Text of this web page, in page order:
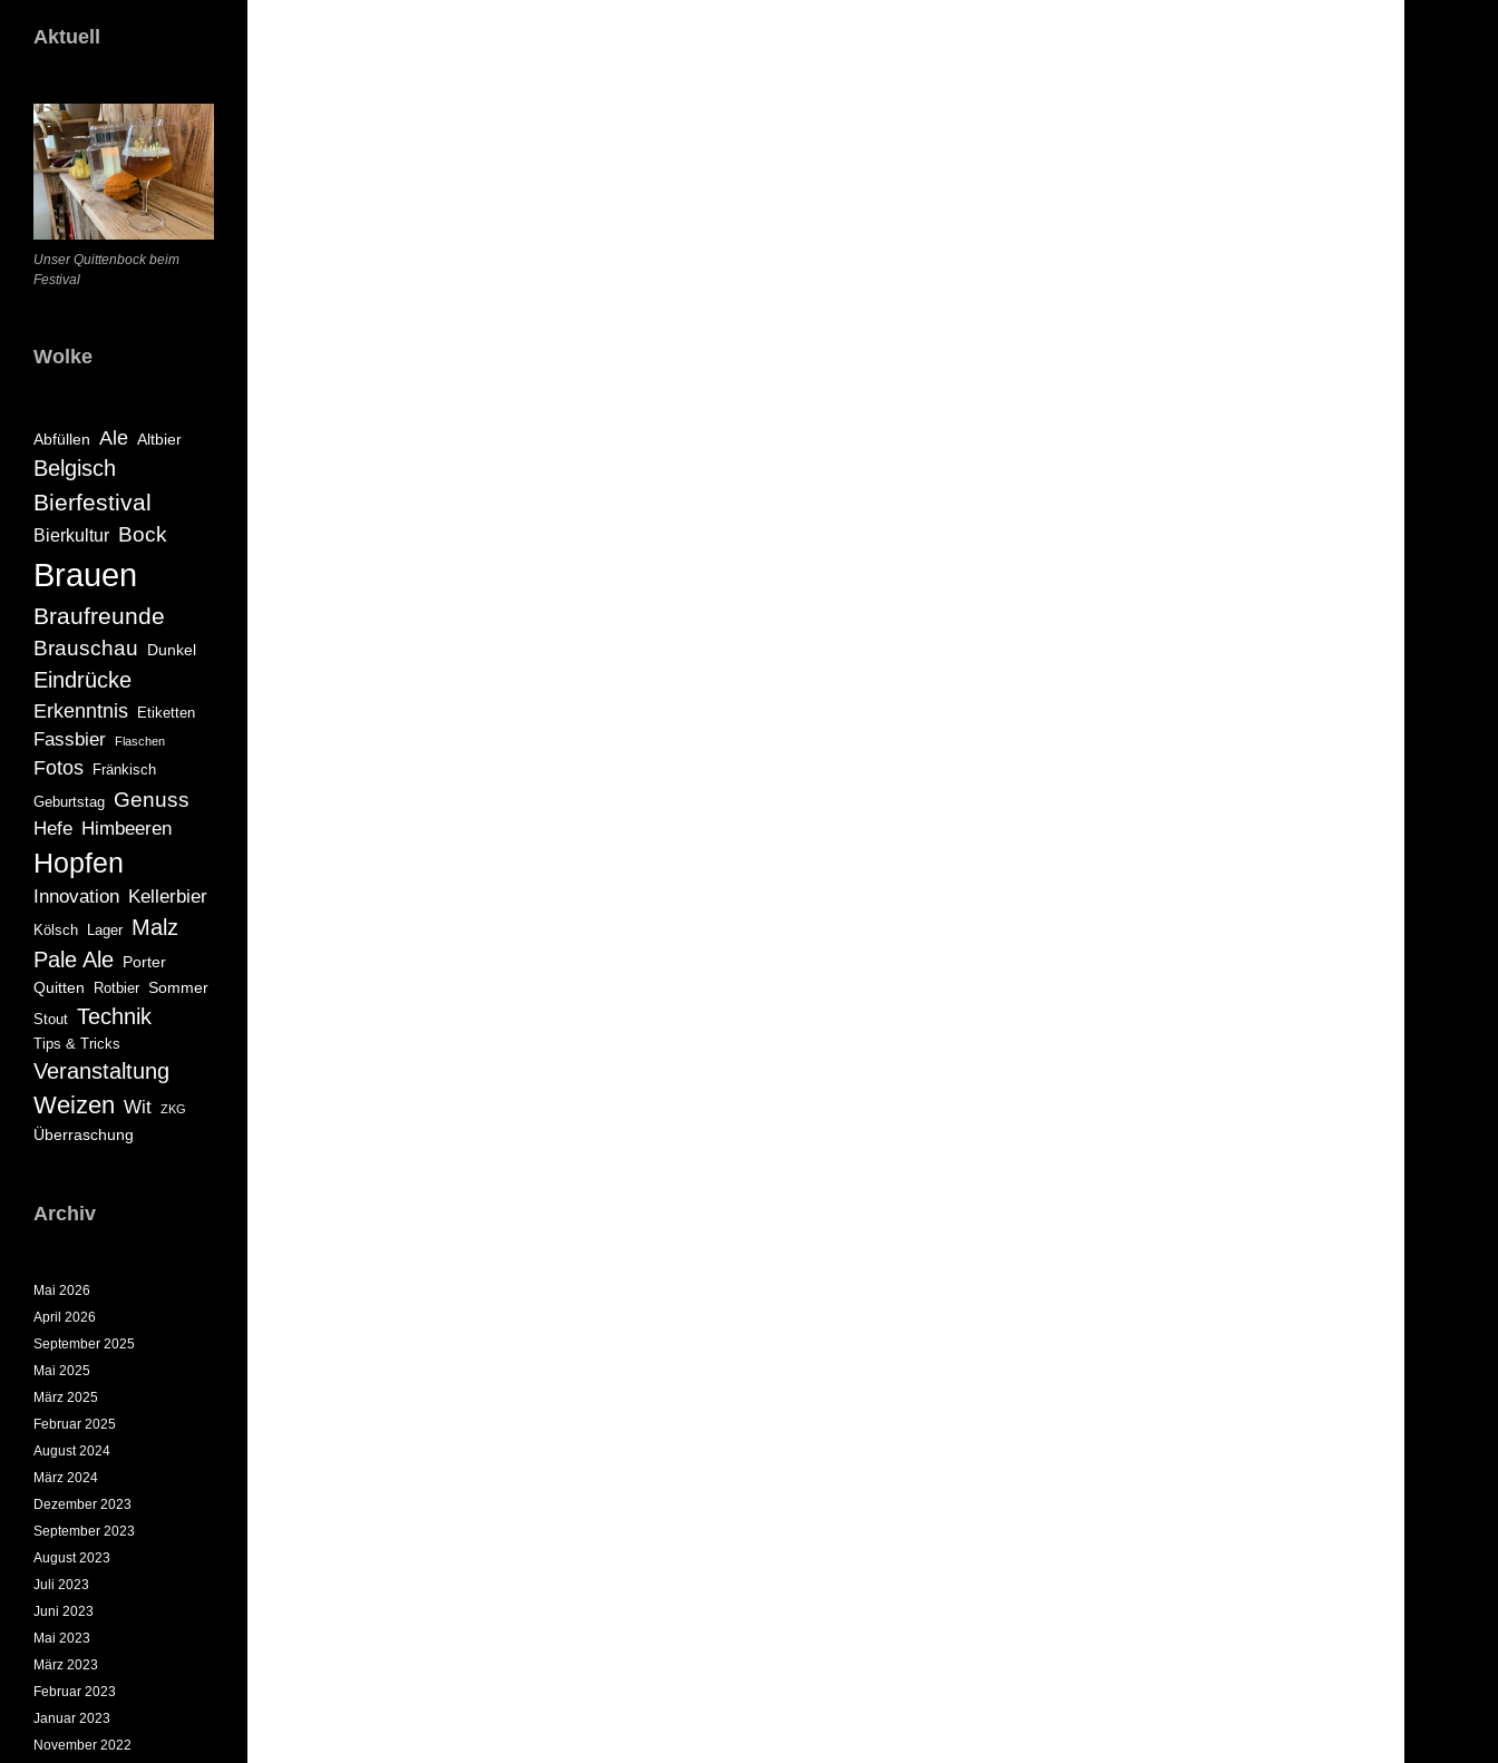
Aktuell
Unser Quittenbock beim
Festival
Wolke
Abfüllen Ale Altbier
Belgisch
Bierfestival
Bierkultur Bock
Brauen
Braufreunde
Brauschau Dunkel
Eindrücke
Erkenntnis Etiketten
Fassbier Flaschen
Fotos Fränkisch
Geburtstag Genuss
Hefe Himbeeren
Hopfen
Innovation Kellerbier
Kölsch Lager Malz
Pale Ale Porter
Quitten
Rotbier Sommer
Stout Technik
Tips & Tricks
Veranstaltung
Weizen Wit ZKG
Überraschung
Archiv
Mai 2026
April 2026
September 2025
Mai 2025
März 2025
Februar 2025
August 2024
März 2024
Dezember 2023
September 2023
August 2023
Juli 2023
Juni 2023
Mai 2023
März 2023
Februar 2023
Januar 2023
November 2022